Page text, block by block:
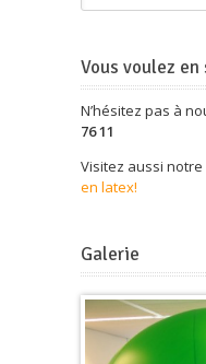
Vous voulez
N’hésitez pas à
76 11
Visitez aussi notre
en latex!
Galerie